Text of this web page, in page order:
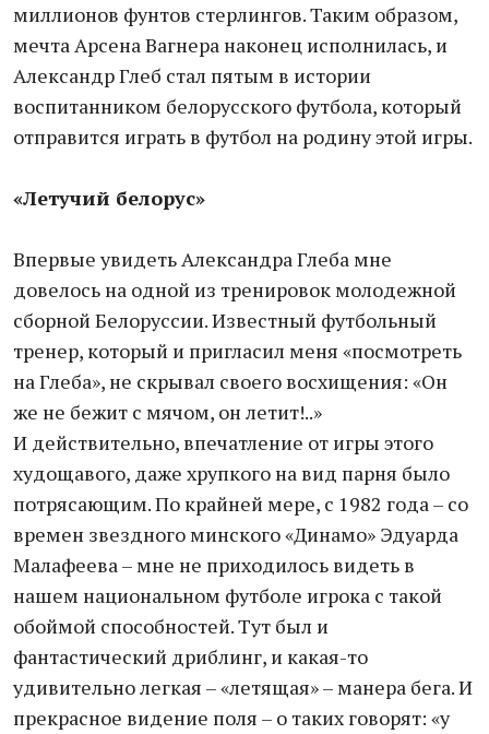
миллионов фунтов стерлингов. Таким образом,
мечта Арсена Вагнера наконец исполнилась, и
Александр Глеб стал пятым в истории
воспитанником белорусского футбола, который
отправится играть в футбол на родину этой игры.
«Летучий белорус»
Впервые увидеть Александра Глеба мне
довелось на одной из тренировок молодежной
сборной Белоруссии. Известный футбольный
тренер, который и пригласил меня «посмотреть
на Глеба», не скрывал своего восхищения: «Он
же не бежит с мячом, он летит!..»
И действительно, впечатление от игры этого
худощавого, даже хрупкого на вид парня было
потрясающим. По крайней мере, с 1982 года – со
времен звездного минского «Динамо» Эдуарда
Малафеева – мне не приходилось видеть в
нашем национальном футболе игрока с такой
обоймой способностей. Тут был и
фантастический дриблинг, и какая-то
удивительно легкая – «летящая» – манера бега. И
прекрасное видение поля – о таких говорят: «у